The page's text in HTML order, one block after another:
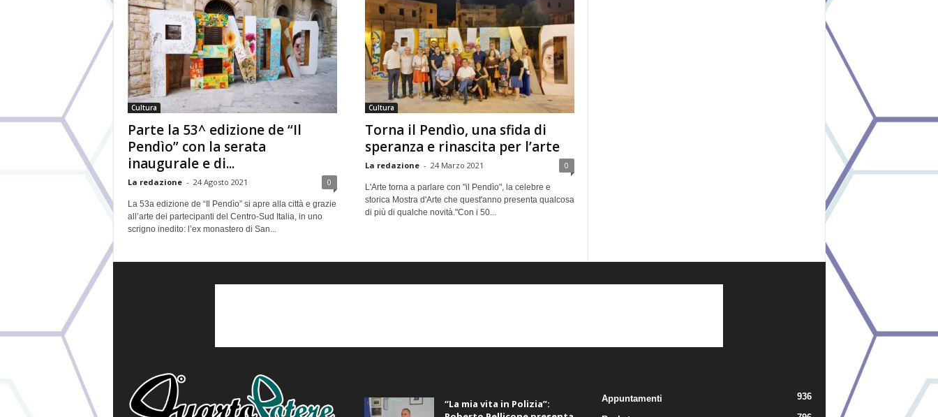
Cultura
Parte la 53^ edizione de “Il
Pendìo” con la serata
inaugurale e di...
La redazione - 24 Agosto 2021 0
La 53a edizione de “Il Pendìo” si apre alla città e grazie
all’arte dei partecipanti del Centro-Sud Italia, in uno
scrigno inedito: l’ex monastero di San...
Cultura
Torna il Pendìo, una sfida di
speranza e rinascita per l’arte
La redazione - 24 Marzo 2021 0
L'Arte torna a parlare con "il Pendìo", la celebre e
storica Mostra d'Arte che quest'anno presenta qualcosa
di più di qualche novità."Con i 50...
“La mia vita in Polizia”:
Appuntamenti 936